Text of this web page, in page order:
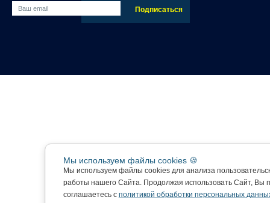
Мы используем файлы cookies 🍪
Мы используем файлы cookies для анализа
работы нашего Сайта. Продолжая использовать Сайт, Вы
соглашаетесь с политикой обработки персональных